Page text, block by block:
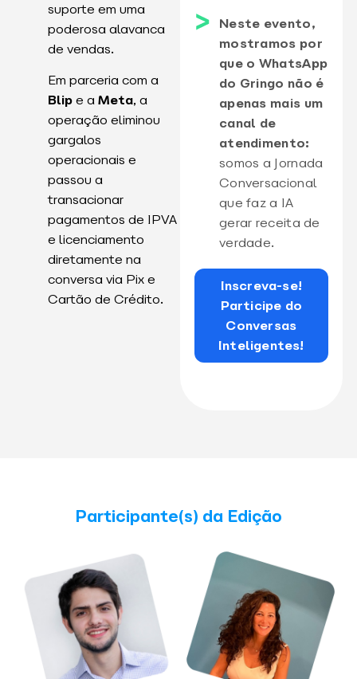
suporte em uma
poderosa alavanca
de vendas.
Em parceria com a
Blipe aMeta, a
operação eliminou
gargalos
operacionais e
passou a
transacionar
pagamentos de IPVA
e licenciamento
diretamente na
conversa via Pix e
Cartão de Crédito.
Neste evento,
mostramos por
que o WhatsApp
do Gringo não é
apenas mais um
canal de
atendimento:
somos a Jornada
Conversacional
que faz a IA
gerar receita de
verdade.
Inscreva-se!
Participe do
Conversas
Inteligentes!
Participante(s) da Edição